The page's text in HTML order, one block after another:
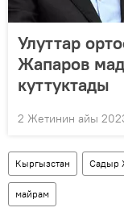
Улуттар
Жапаров
куттуктады
2 Жетинин айы
Кыргызстан Садыр
майрам